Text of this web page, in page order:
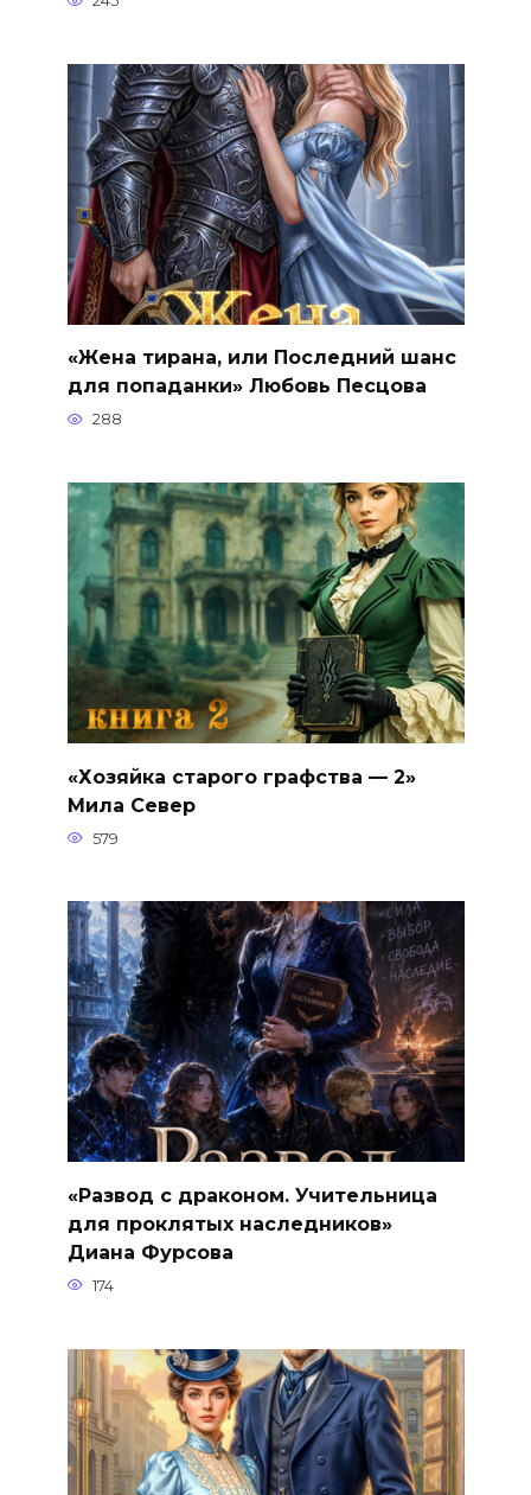
«Жена тирана, или Последний шанс
для попаданки» Любовь Песцова
288
«Хозяйка старого графства — 2»
Мила Север
579
«Развод с драконом. Учительница
для проклятых наследников»
Диана Фурсова
174